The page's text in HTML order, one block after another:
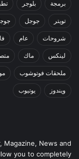
برمجة بلوجر
تويتر جوجل
شروحات عام
لينكس ماك
ملحقات فوتوشوب
ويندوز يوتيوب
Magazine, News and
you to completely